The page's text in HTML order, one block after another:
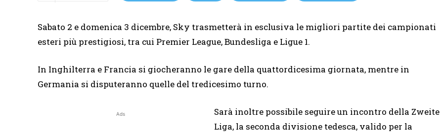
Sabato 2 e domenica 3 dicembre, Sky trasmetterà in esclusiva le migliori partite dei campionati
esteri più prestigiosi, tra cui Premier League, Bundesliga e Ligue 1.
In Inghilterra e Francia si giocheranno le gare della quattordicesima giornata, mentre in
Germania si disputeranno quelle del tredicesimo turno.
Ads
Sarà inoltre possibile seguire un incontro della Zweite
Liga, la seconda divisione tedesca, valido per la